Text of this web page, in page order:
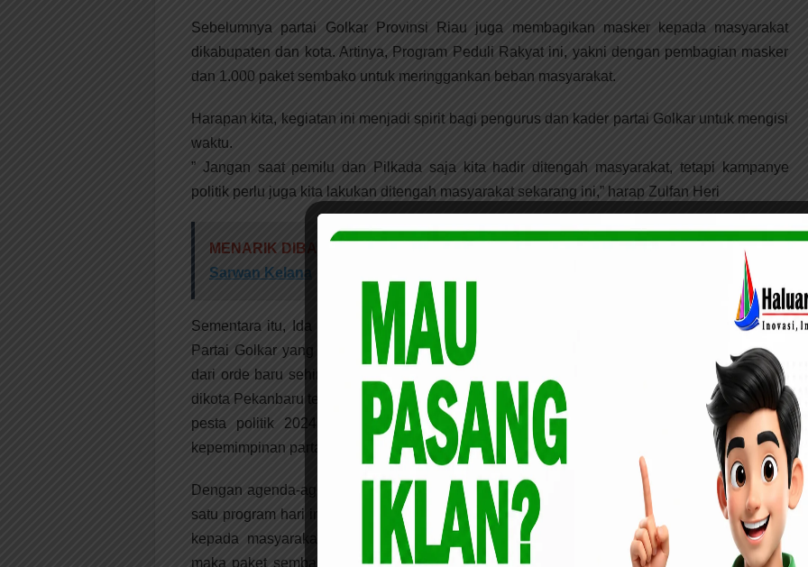
Sebelumnya partai Golkar Provinsi Riau juga membagikan masker kepada masyarakat
dikabupaten dan kota. Artinya, Program Peduli Rakyat ini, yakni dengan pembagian masker
dan 1.000 paket sembako untuk meringgankan beban masyarakat.
Harapan kita, kegiatan ini menjadi spirit bagi pengurus dan kader partai Golkar untuk mengisi
waktu.
” Jangan saat pemilu dan Pilkada saja kita hadir ditengah masyarakat, tetapi kampanye
politik perlu juga kita lakukan ditengah masyarakat sekarang ini,” harap Zulfan Heri
MENARIK DIBACA:
Peserta LDKS OSIS SMK Telkom serius dengar materi dari
Sarwan Kelana
Sementara itu, Ida Yulita Susanti menambahkan, Dengan HUT Partai Golkar ke-56 Tahun,
Partai Golkar yang merupakan partai yang sudah dewasa dan pendukungnya sangat tinggi
dari orde baru sehingga sekarang. Terbukti ketua DPRDnya masih partai Golkar. Walaupun
dikota Pekanbaru terjadi penurunan, namun kita yakin dan percaya bahwa pada pelaksanaan
pesta politik 2024 dan pilwako 2022 kita masih punya harapan untuk punya pucuk
kepemimpinan partai Golkar dikota Pekanbaru ini,” ujar Ida Yulita Susanti
Dengan agenda-agenda politik, Golkar membiasakan diri untuk menyapa masyarakat. Salah
satu program hari ini yakni Golkar Peduli Rakyat dengan membagikan 1.000 paket sembako
kepada masyarakat. Karena tingkat kebutuhan masyarakat disaat pandemi Covid-19 ini,
maka paket sembako dan masker merupakan kebutuhan yang diperlukan oleh masyarakat